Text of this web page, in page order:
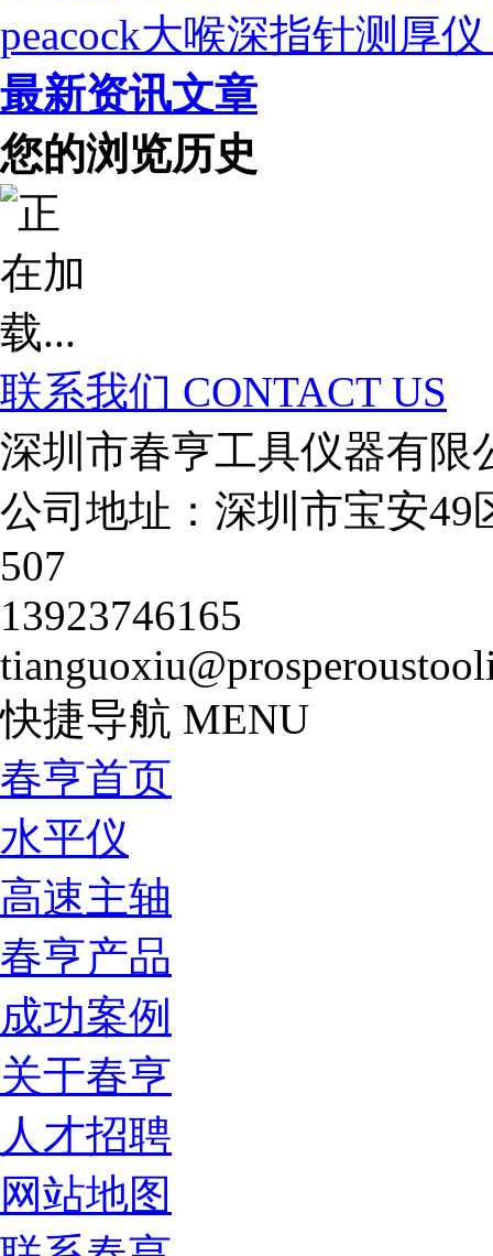
peacock大喉深指针测厚
最新资讯文章
您的浏览历史
联系我们 CONTACT US
深圳市春亨工具仪器有限
公司地址：深圳市宝安
507
13923746165
快捷导航 MENU
春亨首页
水平仪
高速主轴
春亨产品
成功案例
关于春亨
人才招聘
网站地图